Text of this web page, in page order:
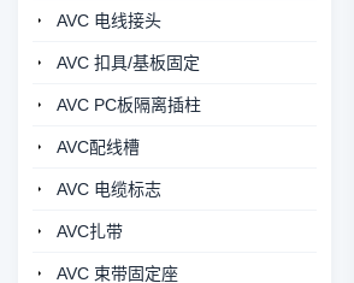
AVC 电线接头
AVC 扣具/基板固定
AVC PC板隔离插柱
AVC配线槽
AVC 电缆标志
AVC扎带
AVC 束带固定座